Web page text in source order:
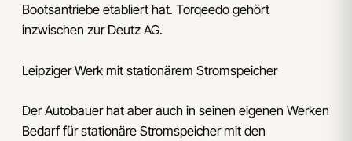
Bootsantriebe etabliert hat. Torqeedo gehört
inzwischen zur Deutz AG.
Leipziger Werk mit stationärem Stromspeicher
Der Autobauer hat aber auch in seinen eigenen Werken
Bedarf für stationäre Stromspeicher mit den